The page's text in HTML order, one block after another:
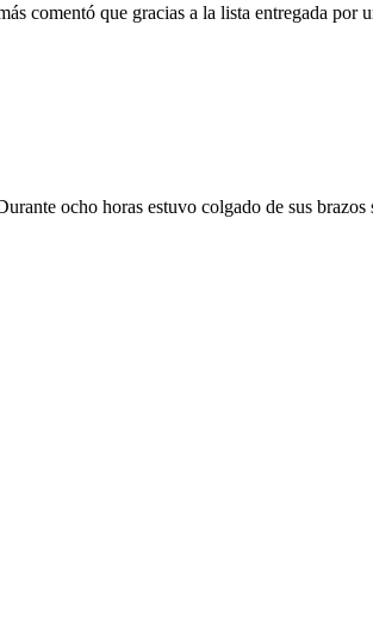
comentó que gracias a la lista entregada por
ocho horas estuvo colgado de sus brazos